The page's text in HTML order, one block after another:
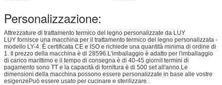
Personalizzazione:
Attrezzature di trattamento termico del legno personalizzate da LUY
LUY fornisce una macchina per il trattamento termico del legno personalizzata -
modello LY-4. È certificata CE e ISO e richiede una quantità minima di ordine di
1. Il prezzo della macchina è di 28596.L'imballaggio è adatto per l'imballaggio
di carico marittimo e il tempo di consegna è di 40-45 giorniI termini di
pagamento sono TT e la capacità di fornitura è di 500 set all'anno.Le
dimensioni della macchina possono essere personalizzate in base alle vostre
esigenzePuò essere usato per cucinare e sterilizzare.